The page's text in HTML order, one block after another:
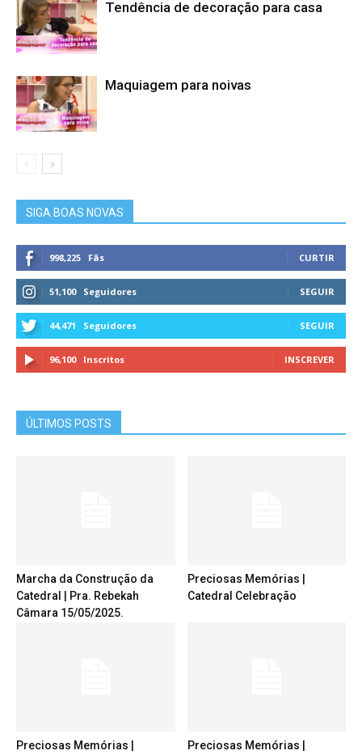
Tendência de decoração para casa
Maquiagem para noivas
SIGA BOAS NOVAS
998,225 Fãs CURTIR
51,100 Seguidores SEGUIR
44,471 Seguidores SEGUIR
96,100 Inscritos INSCREVER
ÚLTIMOS POSTS
Marcha da Construção da
Catedral | Pra. Rebekah
Câmara 15/05/2025.
Preciosas Memórias |
Catedral Celebração
Preciosas Memórias |
Preciosas Memórias |